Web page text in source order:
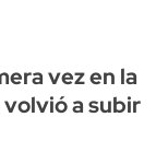
vez en la
a subir